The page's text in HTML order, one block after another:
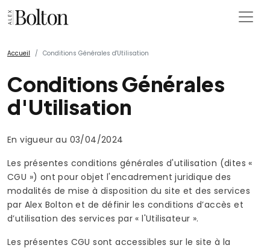
Accueil Conditions Générales d'Utilisation
Conditions Générales
d'Utilisation
En vigueur au 03/04/2024
Les présentes conditions générales d'utilisation (dites «
CGU ») ont pour objet l'encadrement juridique des
modalités de mise à disposition du site et des services
par Alex Bolton et de définir les conditions d’accès et
d’utilisation des services par « l'Utilisateur ».
Les présentes CGU sont accessibles sur le site à la